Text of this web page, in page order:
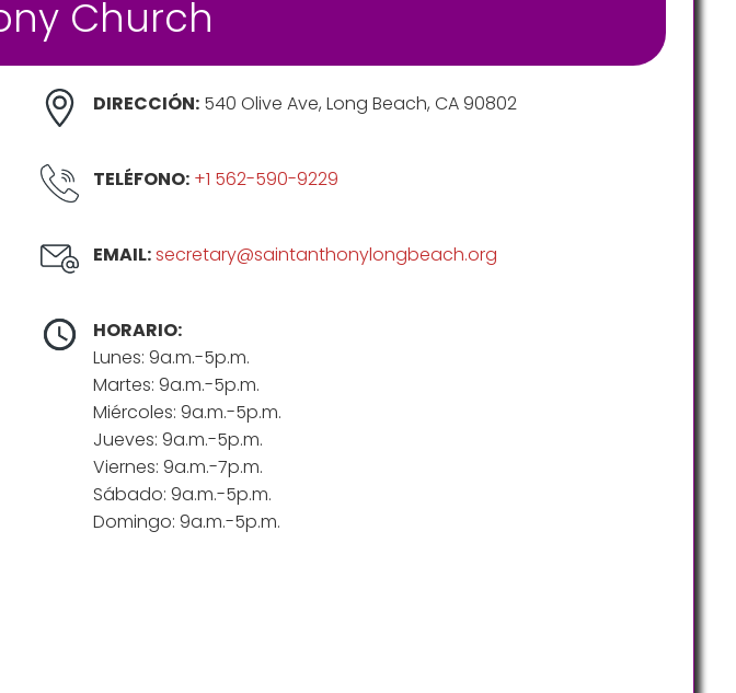
Church
DIRECCIÓN:540 Olive Ave, Long Beach, CA 90802
TELÉFONO: +1 562-590-9229
EMAIL:secretary@saintanthonylongbeach.org
HORARIO:
Lunes: 9a.m.-5p.m.
Martes: 9a.m.-5p.m.
Miércoles: 9a.m.-5p.m.
Jueves: 9a.m.-5p.m.
Viernes: 9a.m.-7p.m.
Sábado: 9a.m.-5p.m.
Domingo: 9a.m.-5p.m.